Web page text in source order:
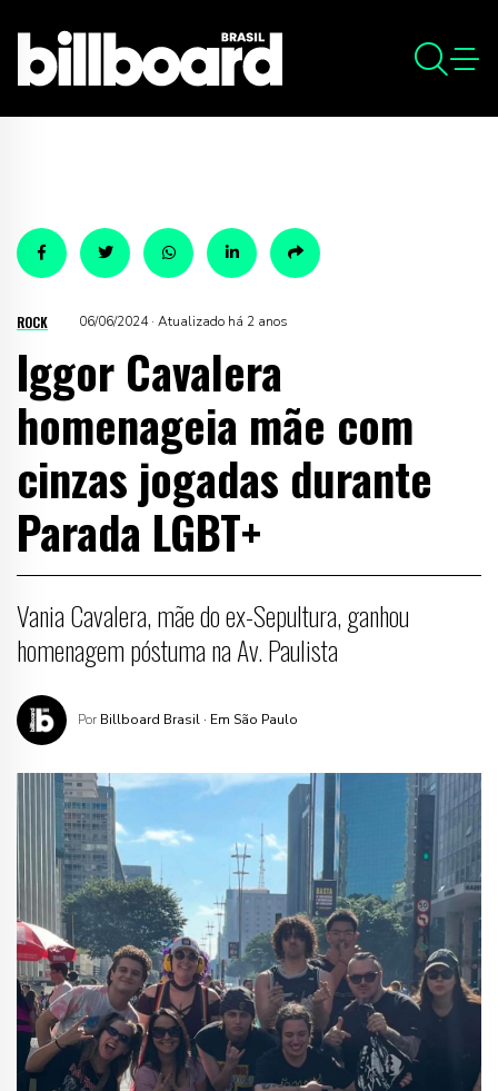
ROCK 06/06/2024 · Atualizado há 2 anos
Iggor Cavalera
homenageia mãe com
cinzas jogadas durante
Parada LGBT+
Vania Cavalera, mãe do ex-Sepultura, ganhou
homenagem póstuma na Av. Paulista
Por Billboard Brasil · Em São Paulo